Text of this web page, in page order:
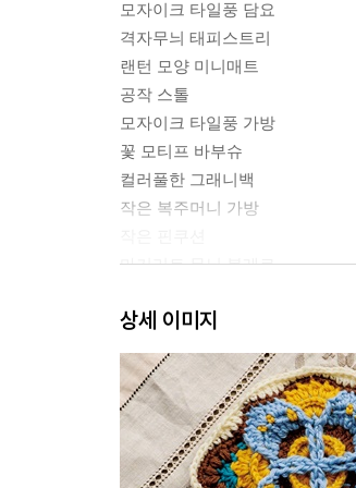
모자이크 타일풍 담요
격자무늬 태피스트리
랜턴 모양 미니매트
공작 스톨
모자이크 타일풍 가방
꽃 모티프 바부슈
컬러풀한 그래니백
작은 복주머니 가방
마거리트 무늬 볼레로
2WAY 백
message
이 책의 사용법
모티프 연결하는 법
상세 이미지